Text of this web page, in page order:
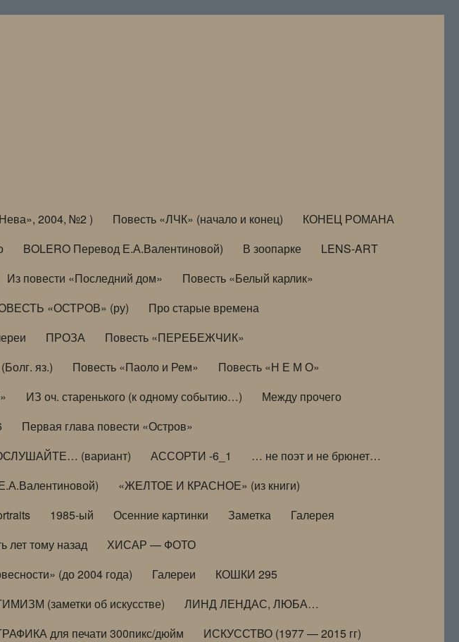
2004, №2 ) Повесть «ЛЧК» (начало и конец)
КОНЕЦ РОМАНА
BOLERO Перевод Е.А.Валентиновой) В зоопарке
LENS-ART
Из повести «Последний дом»
Повесть «Белый карлик»
«ОСТРОВ» (ру)
Про старые времена
ПРОЗА
Повесть «ПЕРЕБЕЖЧИК»
яз.) Повесть «Паоло и Рем»
Повесть «Н Е М О»
ИЗ оч. старенького (к одному событию…)
Между прочего
Первая глава повести «Остров»
(вариант) АССОРТИ -6_1
… не поэт и не брюнет…
«ЖЕЛТОЕ И КРАСНОЕ» (из книги)
1985-ый Осенние картинки Заметка
Галерея
лет тому назад
ХИСАР — ФОТО
(до 2004 года) Галереи
КОШКИ 295
(заметки об искусстве)
ЛИНД ЛЕНДАС, ЛЮБА…
для печати 300пикс/дюйм
ИСКУССТВО (1977 — 2015 гг)